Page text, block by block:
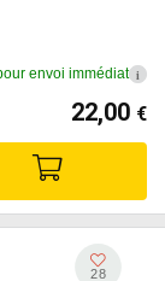
envoi immédiat i
22,00 €
28